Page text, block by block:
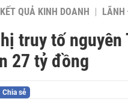
KẾT QUẢ KINH DOANH LÃNH
truy tố nguyên
27 tỷ đồng
Chia sẻ